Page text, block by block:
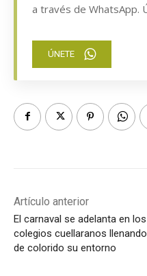
a través de WhatsApp.
ÚNETE
Artículo anterior
El carnaval se adelanta en los
colegios cuellaranos llenando
de colorido su entorno